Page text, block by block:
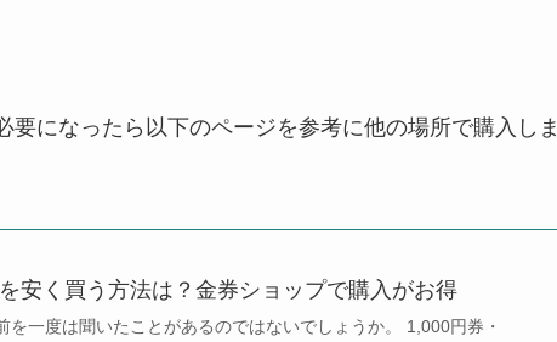
要になったら以下のページを参考に他の場所で購入しま
安く買う方法は？金券ショップで購入がお得
を一度は聞いたことがあるのではないでしょうか。 1,000円券・